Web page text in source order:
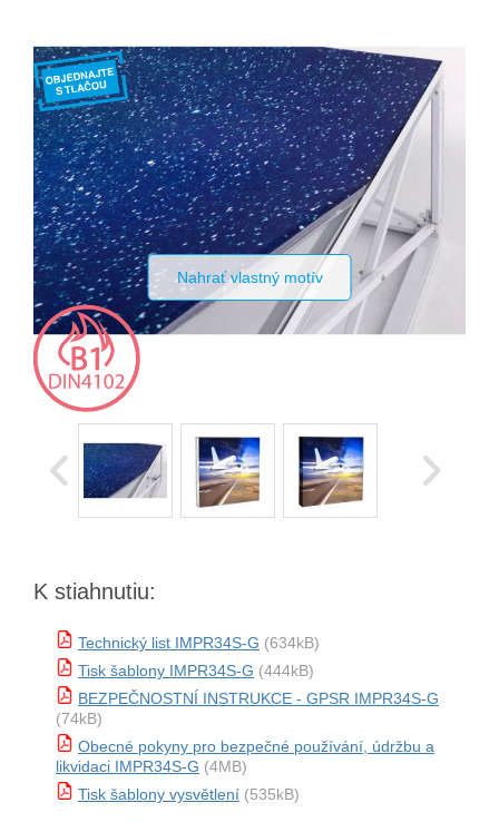
Nahrať vlastný motív
K stiahnutiu:
Technický list IMPR34S-G (634kB)
Tisk šablony IMPR34S-G (444kB)
BEZPEČNOSTNÍ INSTRUKCE - GPSR IMPR34S-G
(74kB)
Obecné pokyny pro bezpečné používání, údržbu a
likvidaci IMPR34S-G (4MB)
Tisk šablony vysvětlení (535kB)